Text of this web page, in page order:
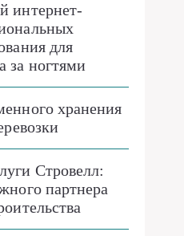
интернет-
для
за ногтями
хранения
Стровелл:
партнера